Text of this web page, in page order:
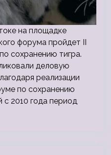
на площадке
форума пройдет II
сохранению тигра.
деловую
реализации
по сохранению
с 2010 года период